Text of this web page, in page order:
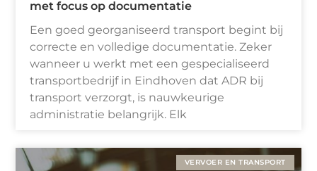
met focus op documentatie
Een goed georganiseerd transport begint bij
correcte en volledige documentatie. Zeker
wanneer u werkt met een gespecialiseerd
transportbedrijf in Eindhoven dat ADR bij
transport verzorgt, is nauwkeurige
administratie belangrijk. Elk
VERVOER EN TRANSPORT